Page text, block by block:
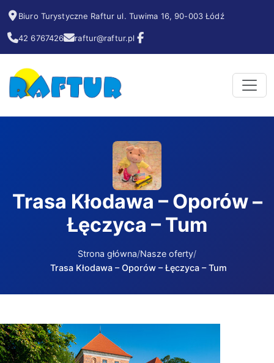
Biuro Turystyczne Raftur ul. Tuwima 16, 90-003 Łódź
42 6767426 raftur@raftur.pl
Trasa Kłodawa – Oporów –
Łęczyca – Tum
Strona główna Nasze oferty
Trasa Kłodawa – Oporów – Łęczyca – Tum
Trasa Kłodawa – Oporów – Łęczyca – Tum